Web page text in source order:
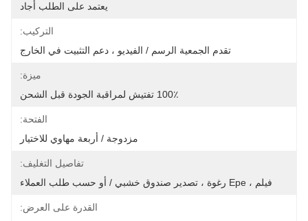
يعتمد على الطلب أجاد
التركيب:
تقدم الجمعية الرسم / الفيديو ، دعم التثبيت في الخارج
ميزة:
100٪ تفتيش لمراقبة الجودة قبل الشحن
الفتحة:
مزدوجة / أربعة مهاوي للاختيار
تفاصيل التغليف:
فيلم ، Epe رغوة ، تصدير صندوق خشبي / أو حسب طلب العملاء
القدرة على العرض: